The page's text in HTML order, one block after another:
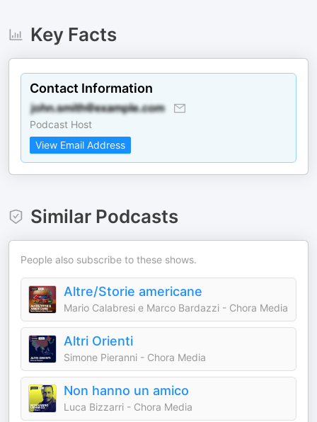
Key Facts
Contact Information
Podcast Host
View Email Address
Similar Podcasts
People also subscribe to these shows.
Altre/Storie americane
Mario Calabresi e Marco Bardazzi - Chora Media
Altri Orienti
Simone Pieranni - Chora Media
Non hanno un amico
Luca Bizzarri - Chora Media